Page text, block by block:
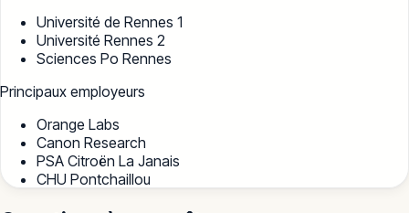
Université de Rennes 1
Université Rennes 2
Sciences Po Rennes
Principaux employeurs
Orange Labs
Canon Research
PSA Citroën La Janais
CHU Pontchaillou